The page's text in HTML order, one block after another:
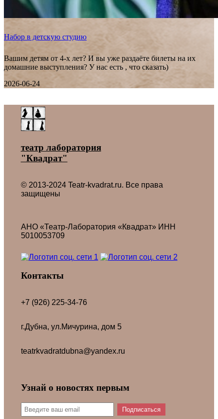
Набор в детскую студию
Вашим детям от 4-х лет? И вы уже раздаёте билеты на их
домашние выступления? У нас есть , что сказать)
2026-06-24
театр лаборатория
"Квадрат"
© 2013-2024 Teatr-kvadrat.ru. Все права
защищены
АНО «Театр-Лаборатория «Квадрат» ИНН
5010053709
Контакты
+7 (926) 225-34-76
г.Дубна, ул.Мичурина, дом 5
teatrkvadratdubna@yandex.ru
Узнай о новостях первым
Подписаться